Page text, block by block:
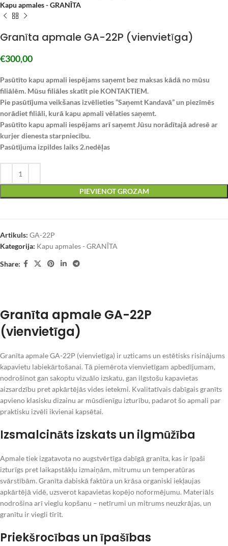
Kapu apmales - GRANĪTA
Granīta apmale GA-22P (vienvietīga)
€300,00
Pasūtīto kapu apmali iespējams saņemt bez maksas kādā no mūsu
filiālēm. Mūsu filiāles skatīt pie KONTAKTIEM.
Pie pasūtījuma veikšanas izvēlieties “Saņemt Kandavā” un piezīmēs
norādiet filiāli, kurā kapu apmali vēlaties saņemt.
Pasūtīto kapu apmali iespējams arī saņemt Jūsu norādītajā adresē ar
kurjer dienesta starpniecību.
Pasūtījuma izpildes laiks 2.nedēļas
PIEVIENOT GROZAM
Artikuls: GA-22P
Kategorija: Kapu apmales - GRANĪTA
Share:
Granīta apmale GA-22P
(vienvietīga)
Granīta apmale GA-22P (vienvietīga) ir uzticams un estētisks risinājums
kapavietu labiekārtošanai. Tā piemērota vienvietīgam apbedījumam,
nodrošinot gan sakoptu vizuālo izskatu, gan ilgstošu kapavietas
aizsardzību pret apkārtējās vides ietekmi. Kvalitatīvais dabīgais granīts
apvieno klasisku dizainu ar mūsdienīgu izturību, padarot šo apmali par
praktisku izvēli ikvienai kapsētai.
Izsmalcināts izskats un ilgmūžība
Apmale tiek izgatavota no augstvērtīga dabīgā granīta, kas ir īpaši
izturīgs pret laikapstākļu izmaiņām, mitrumu un temperatūras
svārstībām. Granīta dabiskā faktūra un krāsa organiski iekļaujas
apkārtējā vidē, uzsverot kapavietas kopējo noformējumu. Materiāls
nodrošina arī vieglu kopšanu – netīrumi un mitrums neuzkrājas, un
granītu ir viegli tīrīt.
Priekšrocības un īpašības